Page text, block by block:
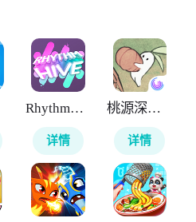
RhythmHive
详情
桃源深处有人家
详情